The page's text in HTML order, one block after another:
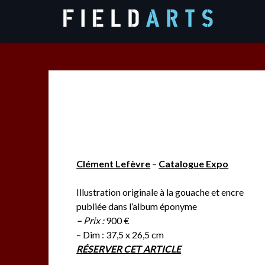
Clément Lefèvre – Catalogue Expo
Illustration originale à la gouache et encre
publiée dans l’album éponyme
– Prix :900 €
– Dim : 37,5 x 26,5 cm
RÉSERVER CET ARTICLE